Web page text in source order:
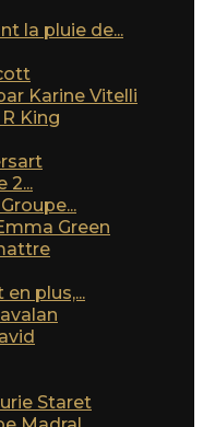
la pluie de...
Karine Vitelli
King
2...
Green
plus,...
Staret